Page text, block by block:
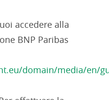
accedere alla
BNP Paribas
domain/media/en/